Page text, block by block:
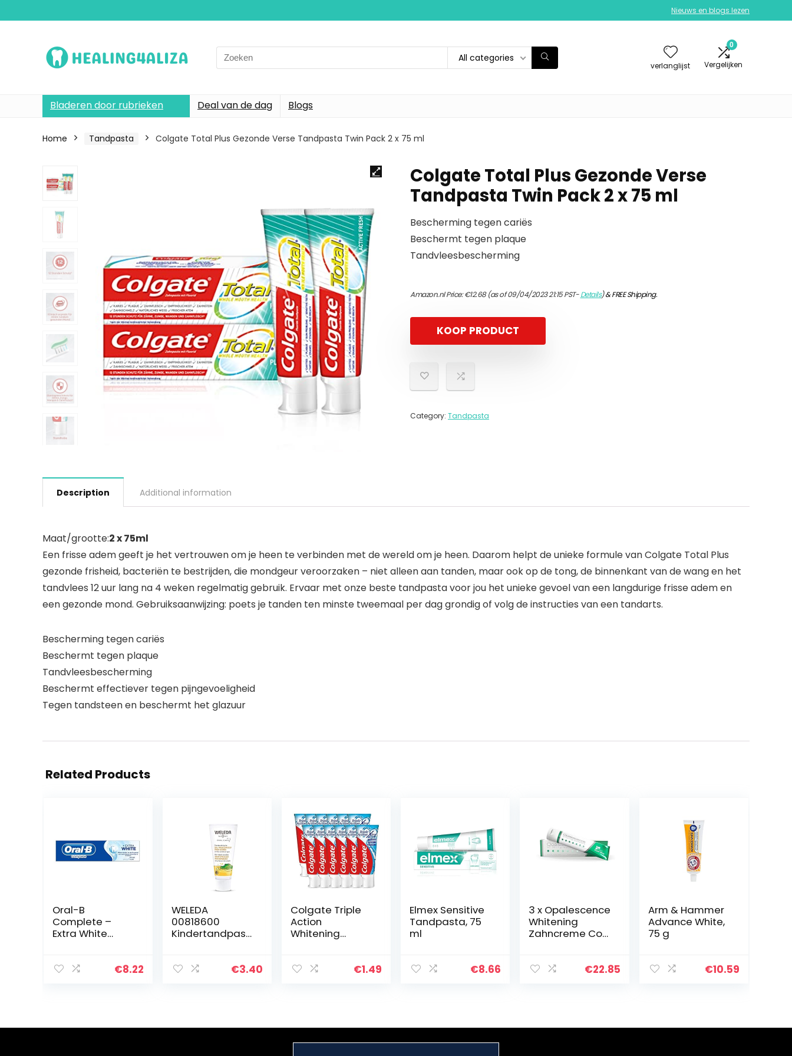
Nieuws en blogs lezen
Search
for:
All categories
verlanglijst
0
Vergelijken
Bladeren door rubrieken Deal van de dag Blogs
Home Tandpasta Colgate Total Plus Gezonde Verse Tandpasta Twin Pack 2 x 75 ml
Colgate Total Plus Gezonde Verse
Tandpasta Twin Pack 2 x 75 ml
Bescherming tegen cariës
Beschermt tegen plaque
Tandvleesbescherming
Amazon.nl Price:€12.68(as of 09/04/2023 21:15 PST-Details)&FREE Shipping.
KOOP PRODUCT
Category: Tandpasta
Description Additional information
Maat/grootte:2 x 75ml
Een frisse adem geeft je het vertrouwen om je heen te verbinden met de wereld om je heen. Daarom helpt de unieke formule van Colgate Total Plus
gezonde frisheid, bacteriën te bestrijden, die mondgeur veroorzaken – niet alleen aan tanden, maar ook op de tong, de binnenkant van de wang en het
tandvlees 12 uur lang na 4 weken regelmatig gebruik. Ervaar met onze beste tandpasta voor jou het unieke gevoel van een langdurige frisse adem en
een gezonde mond. Gebruiksaanwijzing: poets je tanden ten minste tweemaal per dag grondig of volg de instructies van een tandarts.
Bescherming tegen cariës
Beschermt tegen plaque
Tandvleesbescherming
Beschermt effectiever tegen pijngevoeligheid
Tegen tandsteen en beschermt het glazuur
Related Products
Oral-B
Complete –
Extra White
€8.22
WELEDA
00818600
Kindertandpast
€3.40
Colgate Triple
Action
Whitening
€1.49
Elmex Sensitive
Tandpasta, 75
ml
€8.66
3 x Opalescence
Whitening
Zahncreme Cool
€22.85
Arm & Hammer
Advance White,
75 g
€10.59